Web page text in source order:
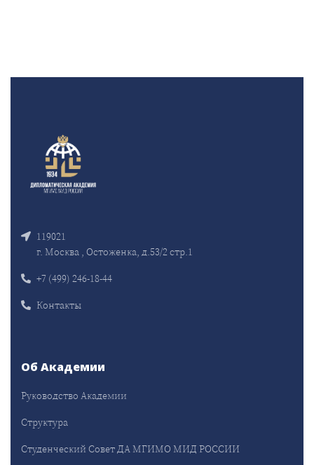
119021
г. Москва , Остоженка, д.53/2 стр.1
+7 (499) 246-18-44
Контакты
Об Академии
Руководство Академии
Структура
Студенческий Совет ДА МГИМО МИД РОССИИ